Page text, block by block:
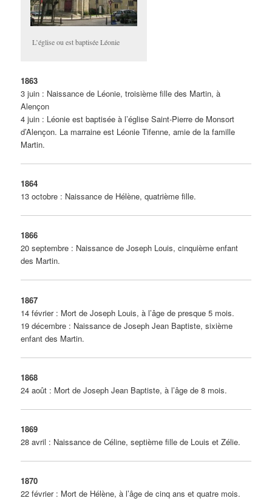
L’église ou est baptisée Léonie
1863
3 juin : Naissance de Léonie, troisième fille des Martin, à
Alençon
4 juin : Léonie est baptisée à l’église Saint-Pierre de Monsort
d’Alençon. La marraine est Léonie Tifenne, amie de la famille
Martin.
1864
13 octobre : Naissance de Hélène, quatrième fille.
1866
20 septembre : Naissance de Joseph Louis, cinquième enfant
des Martin.
1867
14 février : Mort de Joseph Louis, à l’âge de presque 5 mois.
19 décembre : Naissance de Joseph Jean Baptiste, sixième
enfant des Martin.
1868
24 août : Mort de Joseph Jean Baptiste, à l’âge de 8 mois.
1869
28 avril : Naissance de Céline, septième fille de Louis et Zélie.
1870
22 février : Mort de Hélène, à l’âge de cinq ans et quatre mois.